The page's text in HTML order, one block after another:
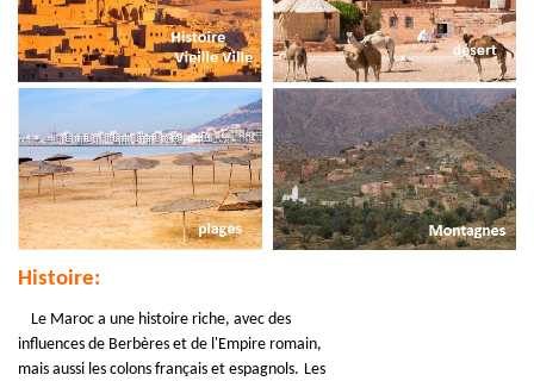
Histoire:
Le Maroc a une histoire riche, avec des
influences de Berbères et de l'Empire romain,
mais aussi les colons français et espagnols. Les